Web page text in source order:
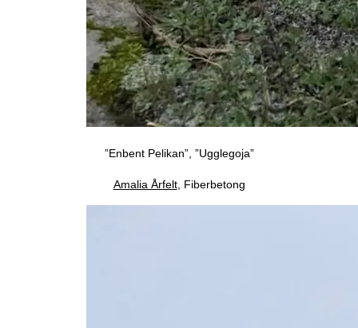
”Enbent Pelikan”, ”Ugglegoja”
Amalia Årfelt, Fiberbetong